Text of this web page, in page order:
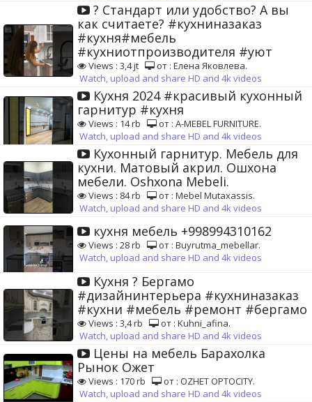
? Стандарт или удобство? А вы
как считаете? #кухниназаказ
#кухня#мебель
#кухниотпроизводителя #уют
Views : 3,4 jt
от : Елена Яковлева.
Watch, upload and share HD and 4k videos
Кухня 2024 #красивый кухонный
гарнитур #кухня
Views : 14 rb
от : A-MEBEL FURNITURE.
Watch, upload and share HD and 4k videos
Кухонный гарнитур. Мебель для
кухни. Матовый акрил. Ошхона
мебели. Oshxona Mebeli.
Views : 84 rb
от : Mebel Mutaxassis.
Watch, upload and share HD and 4k videos
кухня мебель +998994310162
Views : 28 rb
от : Buyrutma_mebellar.
Watch, upload and share HD and 4k videos
Кухня ? Бергамо
#дизайнинтерьера #кухниназаказ
#кухни #мебель #ремонт #бергамо
Views : 3,4 rb
от : Kuhni_afina.
Watch, upload and share HD and 4k videos
Цены на мебель Барахолка
Рынок Ожет
Views : 170 rb
от : OZHET OPTOCITY.
Watch, upload and share HD and 4k videos